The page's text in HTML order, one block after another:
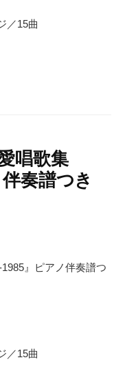
／15曲
唱歌集
奏譜つき
』ピアノ伴奏譜つ
／15曲